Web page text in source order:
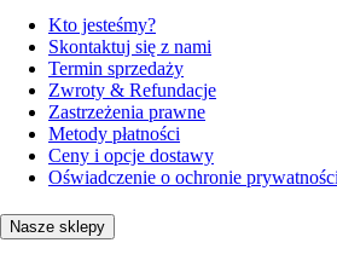
Kto jesteśmy?
Skontaktuj się z nami
Termin sprzedaży
Zwroty & Refundacje
Zastrzeżenia prawne
Metody płatności
Ceny i opcje dostawy
Oświadczenie o ochronie prywatności
Nasze sklepy